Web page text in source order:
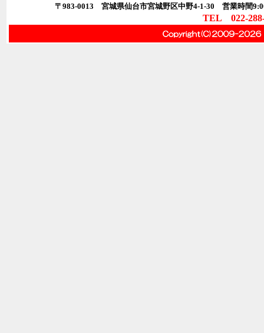
〒983-0013 宮城県仙台市宮城野区中野4-1-30 営業時間
TEL 022-